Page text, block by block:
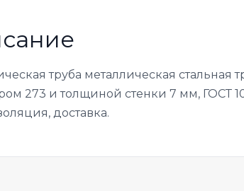
труба металлическая стальная
273 и толщиной стенки 7 мм, ГОСТ
доставка.